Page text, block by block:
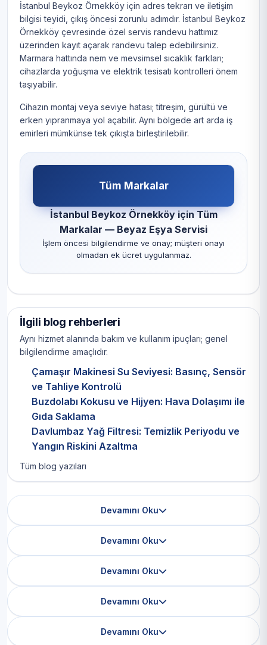
İstanbul Beykoz Örnekköy için adres tekrarı ve iletişim
bilgisi teyidi, çıkış öncesi zorunlu adımdır. İstanbul Beykoz
Örnekköy çevresinde özel servis randevu hattımız
üzerinden kayıt açarak randevu talep edebilirsiniz.
Marmara hattında nem ve mevsimsel sıcaklık farkları;
cihazlarda yoğuşma ve elektrik tesisatı kontrolleri önem
taşıyabilir.
Cihazın montaj veya seviye hatası; titreşim, gürültü ve
erken yıpranmaya yol açabilir. Aynı bölgede art arda iş
emirleri mümkünse tek çıkışta birleştirilebilir.
Tüm Markalar
İstanbul Beykoz Örnekköy için Tüm
Markalar — Beyaz Eşya Servisi
İşlem öncesi bilgilendirme ve onay; müşteri onayı
olmadan ek ücret uygulanmaz.
İlgili blog rehberleri
Aynı hizmet alanında bakım ve kullanım ipuçları; genel
bilgilendirme amaçlıdır.
Çamaşır Makinesi Su Seviyesi: Basınç, Sensör
ve Tahliye Kontrolü
Buzdolabı Kokusu ve Hijyen: Hava Dolaşımı ile
Gıda Saklama
Davlumbaz Yağ Filtresi: Temizlik Periyodu ve
Yangın Riskini Azaltma
Tüm blog yazıları
Devamını Oku
Devamını Oku
Devamını Oku
Devamını Oku
Devamını Oku